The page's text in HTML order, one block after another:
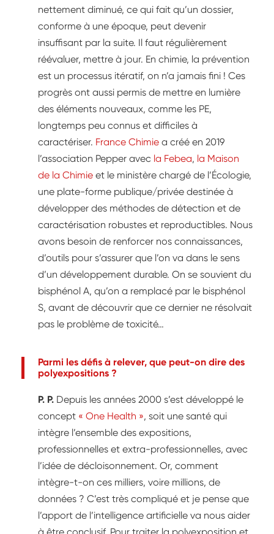
nettement diminué, ce qui fait qu’un dossier,
conforme à une époque, peut devenir
insuffisant par la suite. Il faut régulièrement
réévaluer, mettre à jour. En chimie, la prévention
est un processus itératif, on n’a jamais fini ! Ces
progrès ont aussi permis de mettre en lumière
des éléments nouveaux, comme les PE,
longtemps peu connus et difficiles à
caractériser. France Chimie a créé en 2019
l’association Pepper avec la Febea, la Maison
de la Chimie et le ministère chargé de l’Écologie,
une plate-forme publique/privée destinée à
développer des méthodes de détection et de
caractérisation robustes et reproductibles. Nous
avons besoin de renforcer nos connaissances,
d’outils pour s’assurer que l’on va dans le sens
d’un développement durable. On se souvient du
bisphénol A, qu’on a remplacé par le bisphénol
S, avant de découvrir que ce dernier ne résolvait
pas le problème de toxicité…
Parmi les défis à relever, que peut-on dire des
polyexpositions ?
P. P. Depuis les années 2000 s’est développé le
concept « One Health », soit une santé qui
intègre l’ensemble des expositions,
professionnelles et extra-professionnelles, avec
l’idée de décloisonnement. Or, comment
intègre-t-on ces milliers, voire millions, de
données ? C’est très compliqué et je pense que
l’apport de l’intelligence artificielle va nous aider